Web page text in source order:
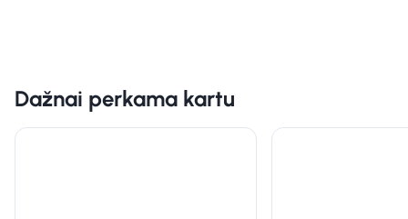
Dažnai perkama kartu